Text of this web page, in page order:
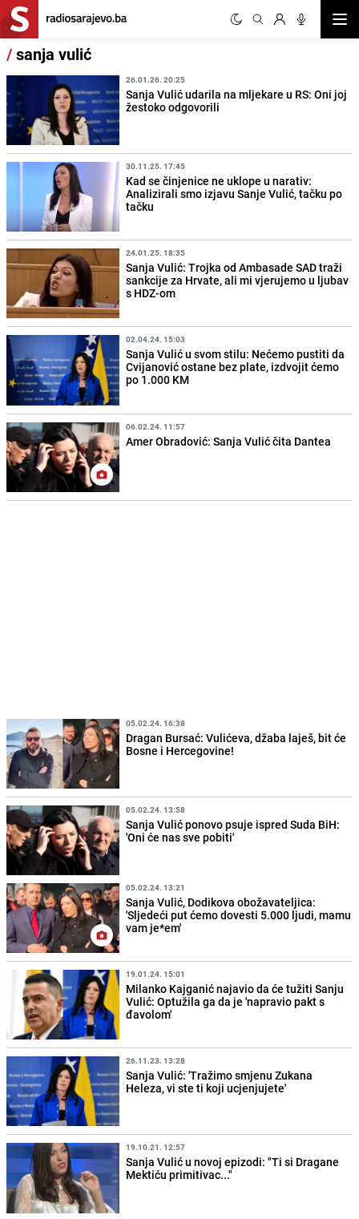
/sanja vulić
26.01.26. 20:25
Sanja Vulić udarila na mljekare u RS: Oni joj
žestoko odgovorili
30.11.25. 17:45
Kad se činjenice ne uklope u narativ:
Analizirali smo izjavu Sanje Vulić, tačku po
tačku
24.01.25. 18:35
Sanja Vulić: Trojka od Ambasade SAD traži
sankcije za Hrvate, ali mi vjerujemo u ljubav
s HDZ-om
02.04.24. 15:03
Sanja Vulić u svom stilu: Nećemo pustiti da
Cvijanović ostane bez plate, izdvojit ćemo
po 1.000 KM
06.02.24. 11:57
Amer Obradović: Sanja Vulić čita Dantea
05.02.24. 16:38
Dragan Bursać: Vulićeva, džaba laješ, bit će
Bosne i Hercegovine!
05.02.24. 13:58
Sanja Vulić ponovo psuje ispred Suda BiH:
'Oni će nas sve pobiti'
05.02.24. 13:21
Sanja Vulić, Dodikova obožavateljica:
'Sljedeći put ćemo dovesti 5.000 ljudi, mamu
vam je*em'
19.01.24. 15:01
Milanko Kajganić najavio da će tužiti Sanju
Vulić: Optužila ga da je 'napravio pakt s
đavolom'
26.11.23. 13:28
Sanja Vulić: 'Tražimo smjenu Zukana
Heleza, vi ste ti koji ucjenjujete'
19.10.21. 12:57
Sanja Vulić u novoj epizodi: "Ti si Dragane
Mektiću primitivac..."